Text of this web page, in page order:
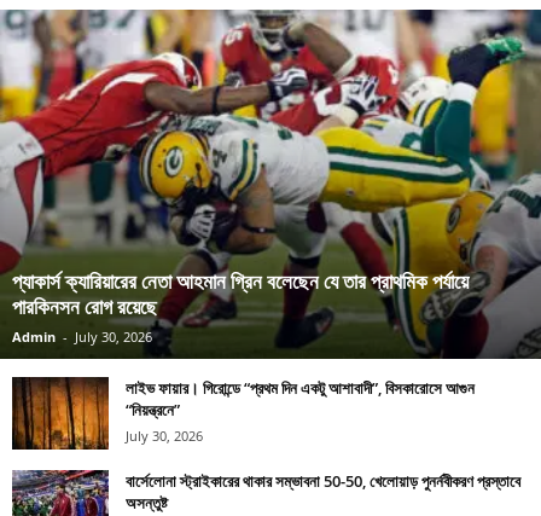
প্যাকার্স ক্যারিয়ারের নেতা আহমান গ্রিন বলেছেন যে তার প্রাথমিক পর্যায়ে
পারকিনসন রোগ রয়েছে
Admin - July 30, 2026
লাইভ ফায়ার। গিরোন্ডে “প্রথম দিন একটু আশাবাদী”, বিসকারোসে আগুন
“নিয়ন্ত্রনে”
July 30, 2026
বার্সেলোনা স্ট্রাইকারের থাকার সম্ভাবনা 50-50, খেলোয়াড় পুনর্নবীকরণ প্রস্তাবে
অসন্তুষ্ট